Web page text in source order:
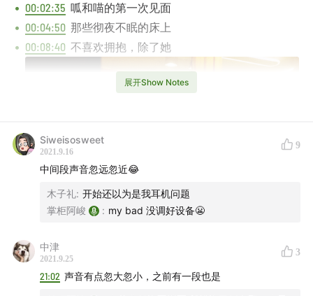
00:02:35 呱和喵的第一次见面
00:04:50 那些彻夜不眠的床上
00:08:40 不喜欢拥抱，除了她
展开Show Notes
Siweisosweet
2021.9.16
9
中间段声音忽远忽近😂
木子礼: 开始还以为是我耳机问题
掌柜阿峻
: my bad 没调好设备😬
中津
2021.9.25
3
21:02 声音有点忽大忽小，之前有一段也是